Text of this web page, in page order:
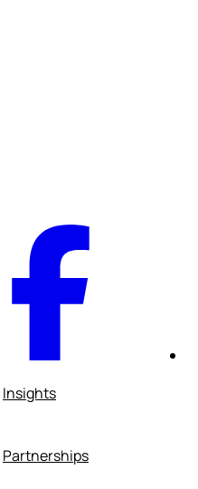
Insights
Partnerships